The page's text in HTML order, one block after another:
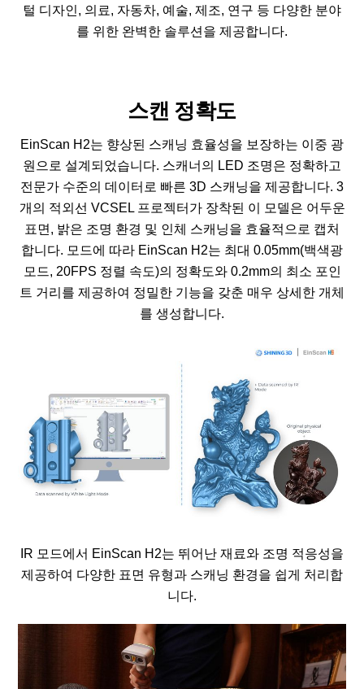
털 디자인, 의료, 자동차, 예술, 제조, 연구 등 다양한 분야
를 위한 완벽한 솔루션을 제공합니다.
스캔 정확도
EinScan H2는 향상된 스캐닝 효율성을 보장하는 이중 광
원으로 설계되었습니다. 스캐너의 LED 조명은 정확하고
전문가 수준의 데이터로 빠른 3D 스캐닝을 제공합니다. 3
개의 적외선 VCSEL 프로젝터가 장착된 이 모델은 어두운
표면, 밝은 조명 환경 및 인체 스캐닝을 효율적으로 캡처
합니다. 모드에 따라 EinScan H2는 최대 0.05mm(백색광
모드, 20FPS 정렬 속도)의 정확도와 0.2mm의 최소 포인
트 거리를 제공하여 정밀한 기능을 갖춘 매우 상세한 개체
를 생성합니다.
IR 모드에서 EinScan H2는 뛰어난 재료와 조명 적응성을
제공하여 다양한 표면 유형과 스캐닝 환경을 쉽게 처리합
니다.